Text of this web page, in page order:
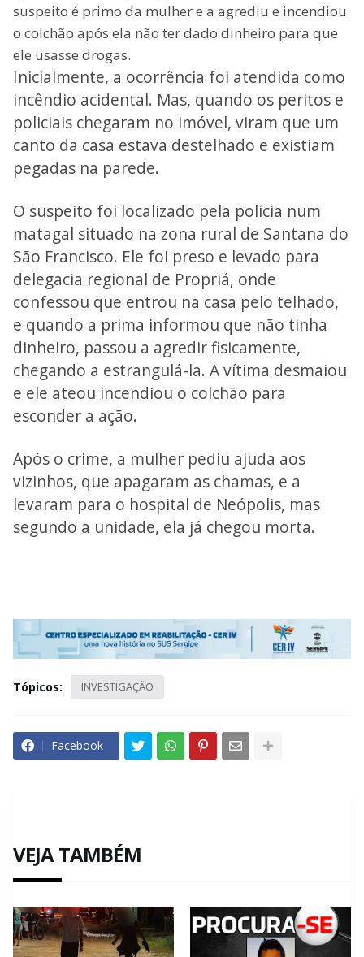
suspeito é primo da mulher e a agrediu e incendiou
o colchão após ela não ter dado dinheiro para que
ele usasse drogas.
Inicialmente, a ocorrência foi atendida como
incêndio acidental. Mas, quando os peritos e
policiais chegaram no imóvel, viram que um
canto da casa estava destelhado e existiam
pegadas na parede.
O suspeito foi localizado pela polícia num
matagal situado na zona rural de Santana do
São Francisco. Ele foi preso e levado para
delegacia regional de Propriá, onde
confessou que entrou na casa pelo telhado,
e quando a prima informou que não tinha
dinheiro, passou a agredir fisicamente,
chegando a estrangulá-la. A vítima desmaiou
e ele ateou incendiou o colchão para
esconder a ação.
Após o crime, a mulher pediu ajuda aos
vizinhos, que apagaram as chamas, e a
levaram para o hospital de Neópolis, mas
segundo a unidade, ela já chegou morta.
Tópicos: INVESTIGAÇÃO
Facebook
VEJA TAMBÉM